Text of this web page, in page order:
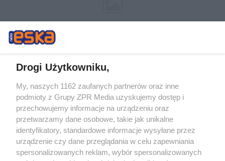
Żaden utwór zamieszczony w serwisie nie może być powielany i
rozpowszechniany lub dalej rozpowszechniany w jakikolwiek sposób (w
tym także elektroniczny lub mechaniczny) na jakimkolwiek polu
eksploatacji w jakiejkolwiek formie, włącznie z umieszczaniem w
Internecie bez pisemnej zgody właściciela praw. Jakiekolwiek użycie lub
wykorzystanie utworów w całości lub w części z naruszeniem prawa,
tzn. bez właściwej zgody, jest zabronione pod groźbą kary i może być
ścigane prawnie.
Drogi Użytkowniku,
My, naszych 1162 zaufanych partnerów oraz inne
podmioty z Grupy ZPR Media uzyskujemy dostęp i
przechowujemy informacje na urządzeniu oraz
przetwarzamy dane osobowe, takie jak unikalne
identyfikatory, standardowe informacje wysyłane przez
urządzenie czy dane przeglądania w celu zapewniania
spersonalizowanych reklam, wybór spersonalizowanych